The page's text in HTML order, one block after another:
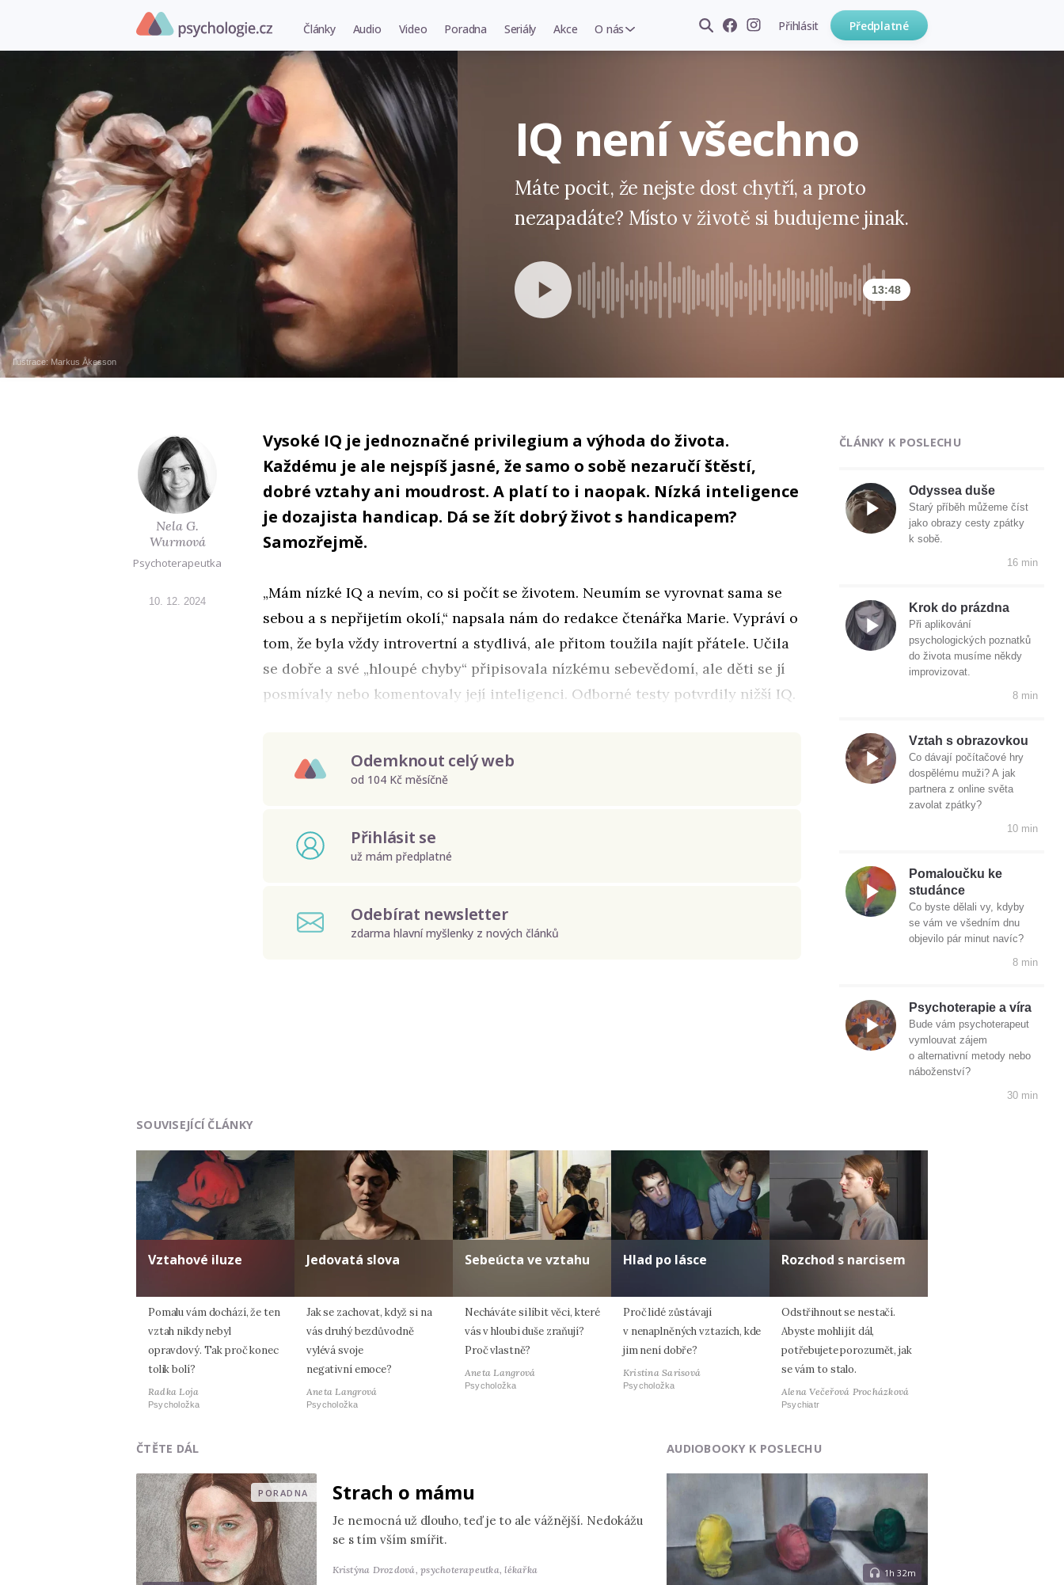
Články Audio Video Poradna Seriály Akce O nás Přihlásit Předplatné
Ilustrace:Markus Åkesson
IQ není všechno
Máte pocit, že nejste dost chytří, a proto
nezapadáte? Místo v životě si budujeme jinak.
13:48
Nela G.
Wurmová
Psychoterapeutka
10. 12. 2024
Vysoké IQ je jednoznačné privilegium a výhoda do života.
Každému je ale nejspíš jasné, že samo o sobě nezaručí štěstí,
dobré vztahy ani moudrost. A platí to i naopak. Nízká inteligence
je dozajista handicap. Dá se žít dobrý život s handicapem?
Samozřejmě.
„Mám nízké IQ a nevím, co si počít se životem. Neumím se vyrovnat sama se
sebou a s nepřijetím okolí,“ napsala nám do redakce čtenářka Marie. Vypráví o
tom, že byla vždy introvertní a stydlivá, ale přitom toužila najít přátele. Učila
se dobře a své „hloupé chyby“ připisovala nízkému sebevědomí, ale děti se jí
posmívaly nebo komentovaly její inteligenci. Odborné testy potvrdily nižší IQ.
Odemknout celý web
od 104 Kč měsíčně
Přihlásit se
už mám předplatné
Odebírat newsletter
zdarma hlavní myšlenky z nových článků
ČLÁNKY K POSLECHU
Odyssea duše
Starý příběh můžeme číst
jako obrazy cesty zpátky
k sobě.
16 min
Krok do prázdna
Při aplikování
psychologických poznatků
do života musíme někdy
improvizovat.
8 min
Vztah s obrazovkou
Co dávají počítačové hry
dospělému muži? A jak
partnera z online světa
zavolat zpátky?
10 min
Pomaloučku ke
studánce
Co byste dělali vy, kdyby
se vám ve všedním dnu
objevilo pár minut navíc?
8 min
Psychoterapie a víra
Bude vám psychoterapeut
vymlouvat zájem
o alternativní metody nebo
náboženství?
30 min
SOUVISEJÍCÍ ČLÁNKY
Vztahové iluze
Pomalu vám dochází, že ten
vztah nikdy nebyl
opravdový. Tak proč konec
tolik bolí?
Radka Loja
Psycholožka
Jedovatá slova
Jak se zachovat, když si na
vás druhý bezdůvodně
vylévá svoje
negativní emoce?
Aneta Langrová
Psycholožka
Sebeúcta ve vztahu
Necháváte si líbit věci, které
vás v hloubi duše zraňují?
Proč vlastně?
Aneta Langrová
Psycholožka
Hlad po lásce
Proč lidé zůstávají
v nenaplněných vztazích, kde
jim není dobře?
Kristina Sarisová
Psycholožka
Rozchod s narcisem
Odstřihnout se nestačí.
Abyste mohli jít dál,
potřebujete porozumět, jak
se vám to stalo.
Alena Večeřová Procházková
Psychiatr
ČTĚTE DÁL
PORADNA Strach o mámu
Je nemocná už dlouho, teď je to ale vážnější. Nedokážu
se s tím vším smířit.
Kristýna Drozdová,psychoterapeutka, lékařka
AUDIOBOOKY K POSLECHU
1h 32m